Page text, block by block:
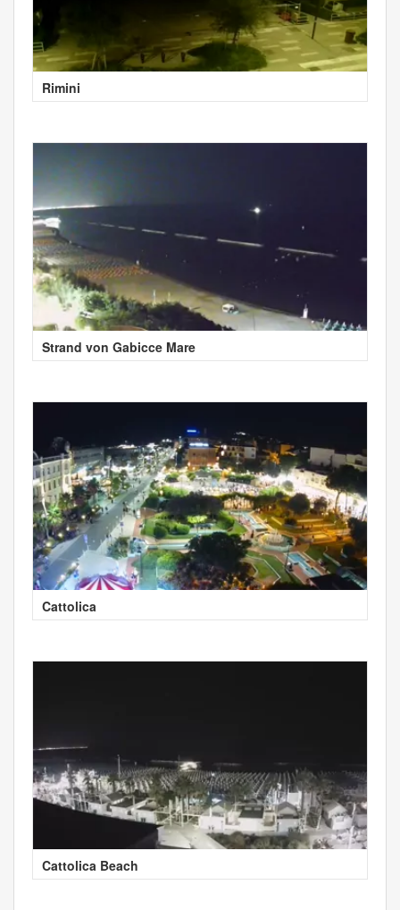
Rimini
Strand von Gabicce Mare
Cattolica
Cattolica Beach